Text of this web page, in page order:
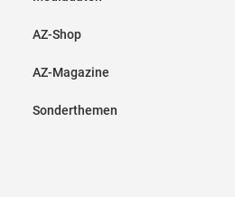
AZ-Shop
AZ-Magazine
Sonderthemen